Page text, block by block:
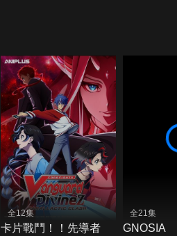
全12集
卡片戰鬥！！先導者
全21集
GNOSIA